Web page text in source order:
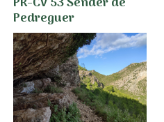
Pedreguer